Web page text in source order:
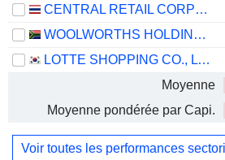
CENTRAL RETAIL CORPORATION
WOOLWORTHS HOLDINGS LIMITED
LOTTE SHOPPING CO., LTD.
Moyenne
Moyenne pondérée par Capi.
Voir toutes les performances